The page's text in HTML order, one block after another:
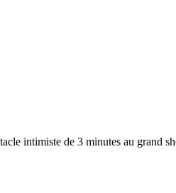
intimiste de 3 minutes au grand